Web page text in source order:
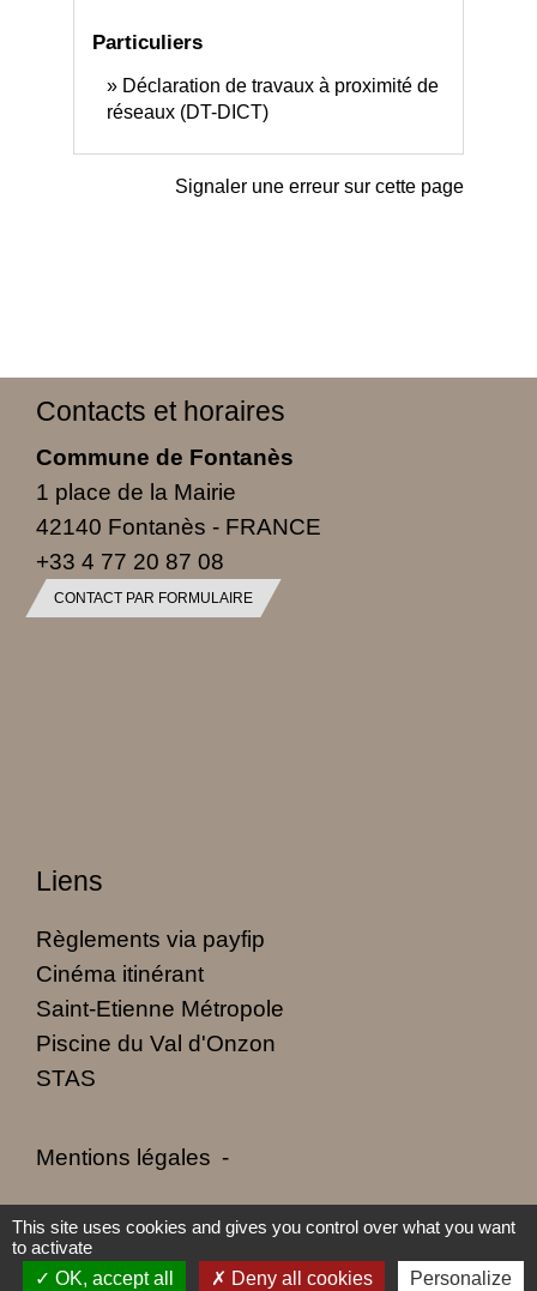
Particuliers
Déclaration de travaux à proximité de
réseaux (DT-DICT)
Signaler une erreur sur cette page
Contacts et horaires
Commune de Fontanès
1 place de la Mairie
42140 Fontanès - FRANCE
+33 4 77 20 87 08
CONTACT PAR FORMULAIRE
Liens
Règlements via payfip
Cinéma itinérant
Saint-Etienne Métropole
Piscine du Val d'Onzon
STAS
Mentions légales -
Politique de confidentialité - Accessibilité -
Plan du site - Gestion des cookies
This site uses cookies and gives you control over what you want
to activate
OK, accept all
Deny all cookies Personalize